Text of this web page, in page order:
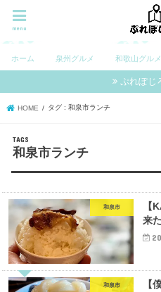
menu
ホーム 泉州グルメ 和歌山グルメ
ぷれぽじ
HOME タグ : 和泉市ランチ
和泉市ランチ
和泉市
【
来
和泉市
【